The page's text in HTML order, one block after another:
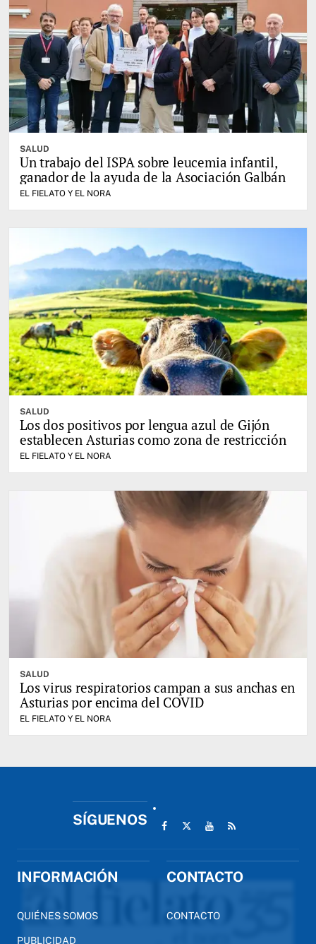
SALUD
Un trabajo del ISPA sobre leucemia infantil,
ganador de la ayuda de la Asociación Galbán
EL FIELATO Y EL NORA
SALUD
Los dos positivos por lengua azul de Gijón
establecen Asturias como zona de restricción
EL FIELATO Y EL NORA
SALUD
Los virus respiratorios campan a sus anchas en
Asturias por encima del COVID
EL FIELATO Y EL NORA
SÍGUENOS
INFORMACIÓN
QUIÉNES SOMOS
PUBLICIDAD
CONTACTO
CONTACTO